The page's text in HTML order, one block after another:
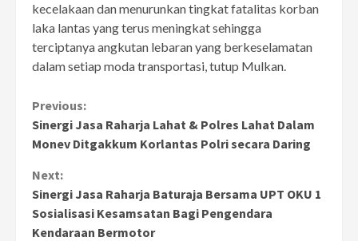
kecelakaan dan menurunkan tingkat fatalitas korban
laka lantas yang terus meningkat sehingga
terciptanya angkutan lebaran yang berkeselamatan
dalam setiap moda transportasi, tutup Mulkan.
Continue
Reading
Previous:
Sinergi Jasa Raharja Lahat & Polres Lahat Dalam
Monev Ditgakkum Korlantas Polri secara Daring
Next:
Sinergi Jasa Raharja Baturaja Bersama UPT OKU 1
Sosialisasi Kesamsatan Bagi Pengendara
Kendaraan Bermotor